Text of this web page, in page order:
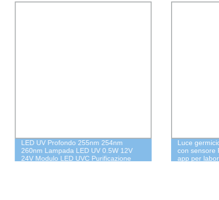
LED UV Profondo 255nm 254nm
260nm Lampada LED UV 0.5W 12V
24V Modulo LED UVC Purificazione
Luce
con sensore
app per